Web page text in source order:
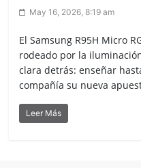
May 16, 2026, 8:19 am
El Samsung R95H Micro
rodeado por la
clara detrás: enseñar
compañía su nueva
Leer Más